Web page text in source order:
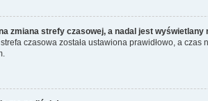
zmiana strefy czasowej, a nadal jest wyświetlany
czasowa została ustawiona prawidłowo, a